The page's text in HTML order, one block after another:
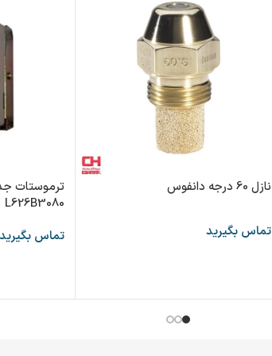
نازل 60 درجه دانفوس
تماس بگیرید
ترموستات
L626B3080
تماس بگیرید